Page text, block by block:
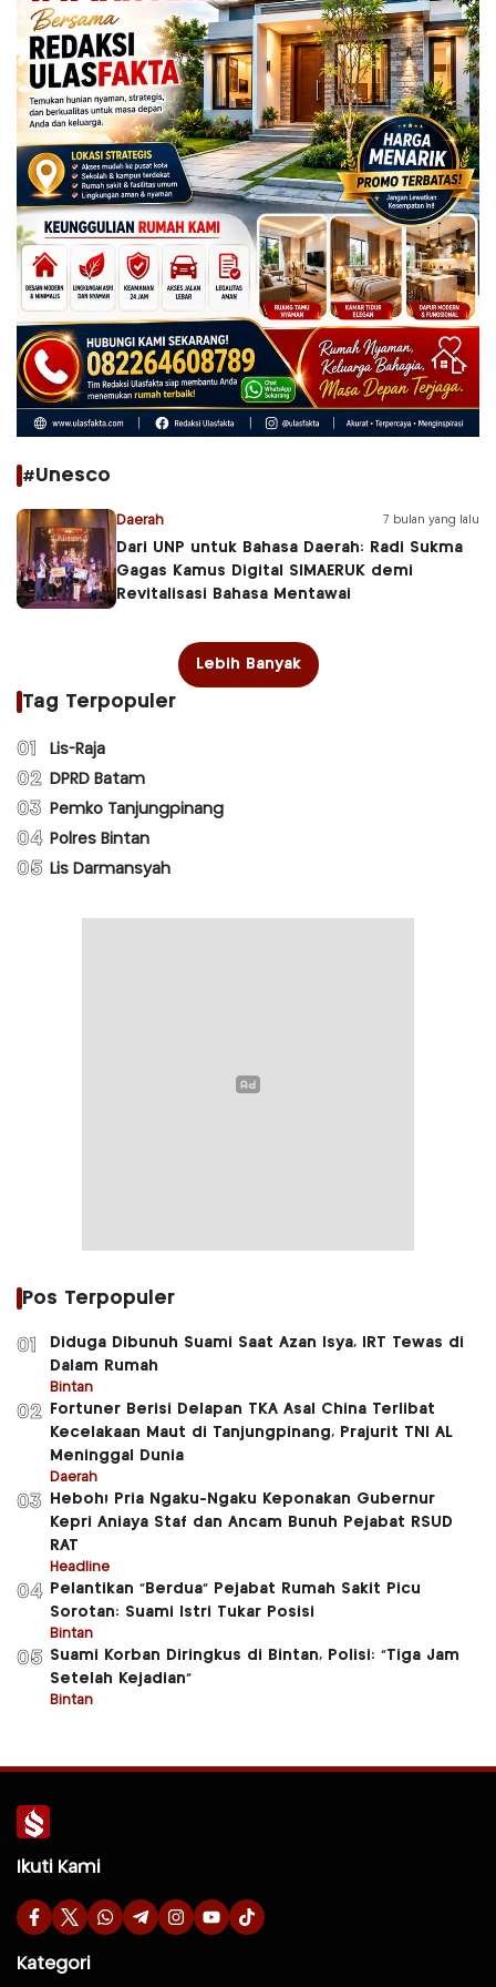
#Unesco
Daerah 7 bulan yang lalu
Dari UNP untuk Bahasa Daerah: Radi Sukma
Gagas Kamus Digital SIMAERUK demi
Revitalisasi Bahasa Mentawai
Lebih Banyak
Tag Terpopuler
01 Lis-Raja
02 DPRD Batam
03 Pemko Tanjungpinang
04 Polres Bintan
05 Lis Darmansyah
Pos Terpopuler
01
Diduga Dibunuh Suami Saat Azan Isya, IRT Tewas di
Dalam Rumah
Bintan
02
Fortuner Berisi Delapan TKA Asal China Terlibat
Kecelakaan Maut di Tanjungpinang, Prajurit TNI AL
Meninggal Dunia
Daerah
03
Heboh! Pria Ngaku-Ngaku Keponakan Gubernur
Kepri Aniaya Staf dan Ancam Bunuh Pejabat RSUD
RAT
Headline
04
Pelantikan “Berdua” Pejabat Rumah Sakit Picu
Sorotan: Suami Istri Tukar Posisi
Bintan
05 Suami Korban Diringkus di Bintan, Polisi: “Tiga Jam
Setelah Kejadian”
Bintan
Ikuti Kami
Kategori